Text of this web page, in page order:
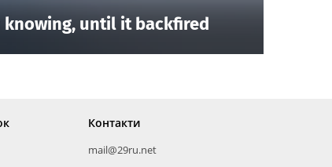
until it backfired
Контакти
mail@29ru.net